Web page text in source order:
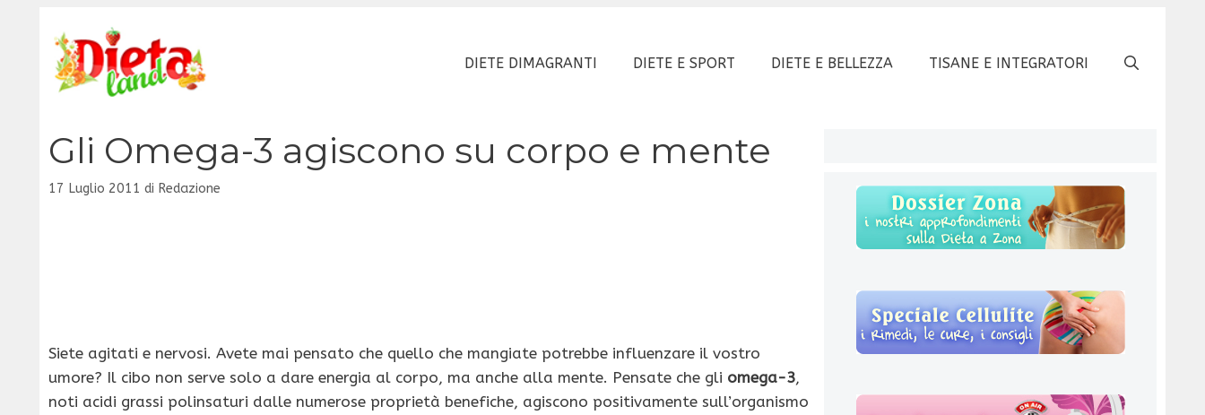
contenuto
DIETE DIMAGRANTI DIETE E SPORT DIETE E BELLEZZA TISANE E INTEGRATORI
Gli Omega-3 agiscono su corpo e mente
17 Luglio 2011 di Redazione
Siete agitati e nervosi. Avete mai pensato che quello che mangiate potrebbe influenzare il vostro
umore? Il cibo non serve solo a dare energia al corpo, ma anche alla mente. Pensate che gli omega-3,
noti acidi grassi polinsaturi dalle numerose proprietà benefiche, agiscono positivamente sull’organismo